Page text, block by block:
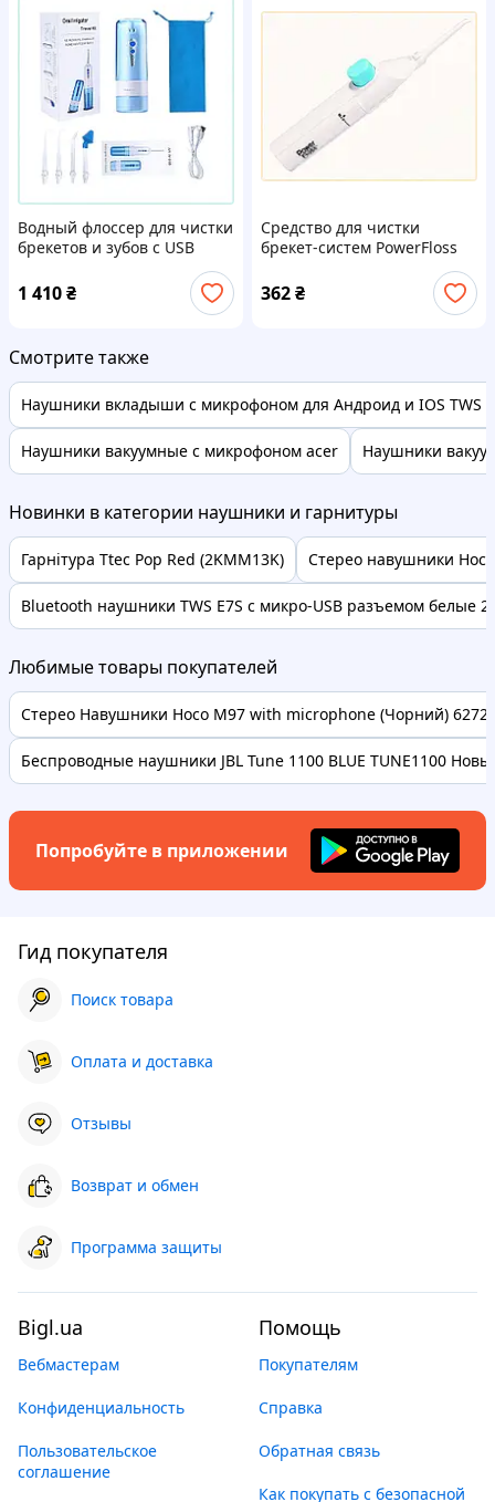
Водный флоссер для чистки
брекетов и зубов с USB
1 410₴
Средство для чистки
брекет-систем PowerFloss
362₴
Смотрите также
Наушники вкладыши с микрофоном для Андроид и IOS TWS
Наушники вакуумные с микрофоном acer Наушники
Новинки в категории наушники и гарнитуры
Гарнітура Ttec Pop Red (2KMM13K) Стерео навушники
Bluetooth наушники TWS E7S с микро-USB разъемом белые
Любимые товары покупателей
Стерео Навушники Hoco M97 with microphone (Чорний)
Беспроводные наушники JBL Tune 1100 BLUE TUNE1100
Попробуйте в приложении
Гид покупателя
Поиск товара
Оплата и доставка
Отзывы
Возврат и обмен
Программа защиты
Bigl.ua
Вебмастерам
Конфиденциальность
Пользовательское
соглашение
Помощь
Покупателям
Справка
Обратная связь
Как покупать с безопасной